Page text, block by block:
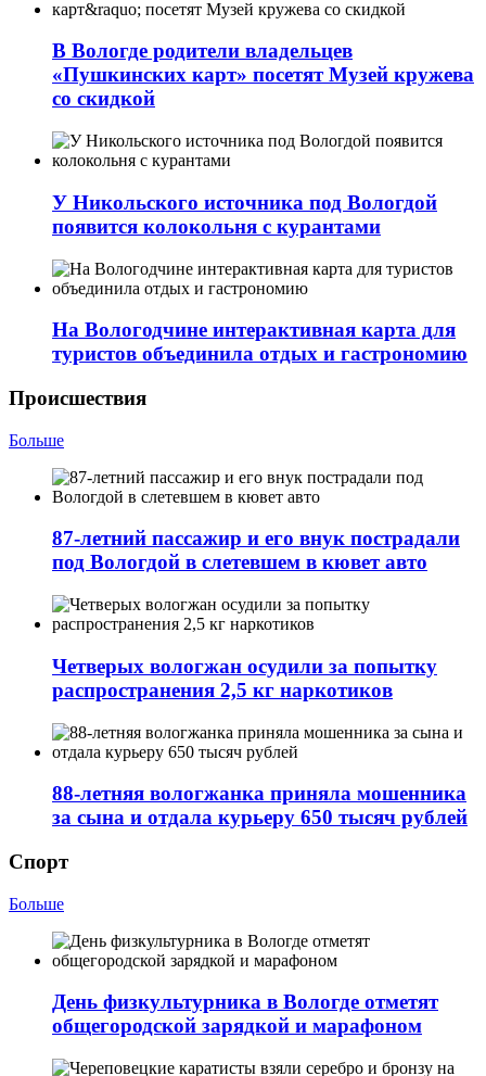
В Вологде родители владельцев
«Пушкинских карт» посетят Музей кружева
со скидкой
У Никольского источника под Вологдой
появится колокольня с курантами
На Вологодчине интерактивная карта для
туристов объединила отдых и гастрономию
Происшествия
Больше
87-летний пассажир и его внук пострадали
под Вологдой в слетевшем в кювет авто
Четверых вологжан осудили за попытку
распространения 2,5 кг наркотиков
88-летняя вологжанка приняла мошенника
за сына и отдала курьеру 650 тысяч рублей
Спорт
Больше
День физкультурника в Вологде отметят
общегородской зарядкой и марафоном